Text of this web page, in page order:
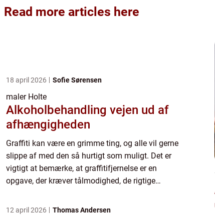
Read more articles here
18 april 2026 Sofie Sørensen
maler Holte
Alkoholbehandling vejen ud af
afhængigheden
Graffiti kan være en grimme ting, og alle vil gerne
slippe af med den så hurtigt som muligt. Det er
vigtigt at bemærke, at graffitifjernelse er en
opgave, der kræver tålmodighed, de rigtige
type overf...
12 april 2026 Thomas Andersen